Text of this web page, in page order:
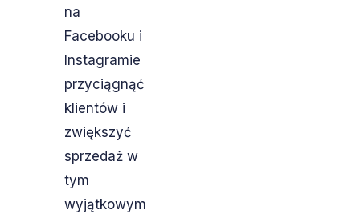
na
Facebooku i
Instagramie
przyciągnąć
klientów i
zwiększyć
sprzedaż w
tym
wyjątkowym